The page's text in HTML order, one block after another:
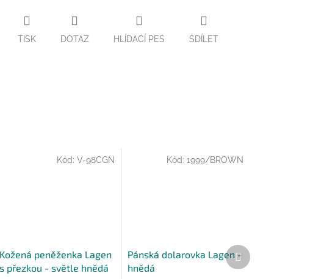
TISK DOTAZ HLÍDACÍ PES SDÍLET
Kožená peněženka Lagen
s přezkou - světle hnědá
Kód:V-98CGN
Pánská dolarovka Lagen -
hnědá
Kód: 1999/BROWN
Další
produkt